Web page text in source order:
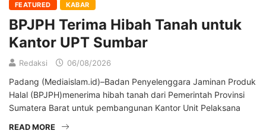
FEATURED KABAR
BPJPH Terima Hibah Tanah untuk
Kantor UPT Sumbar
Redaksi 06/08/2026
Padang (Mediaislam.id)–Badan Penyelenggara Jaminan Produk
Halal (BPJPH)menerima hibah tanah dari Pemerintah Provinsi
Sumatera Barat untuk pembangunan Kantor Unit Pelaksana
READ MORE